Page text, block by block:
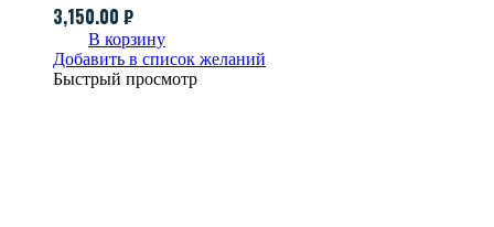
3,150.00 ₽
В корзину
Добавить в список желаний
Быстрый просмотр